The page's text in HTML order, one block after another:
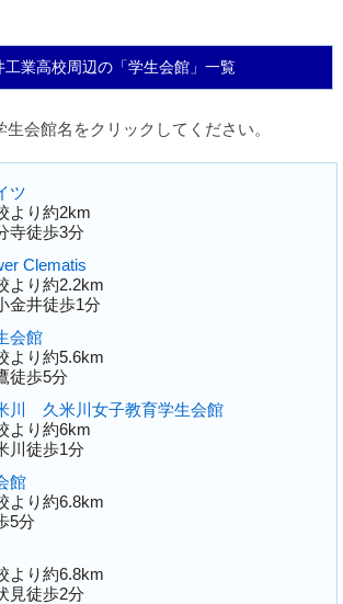
工業高校周辺の「学生会館」一覧
生会館名をクリックしてください。
ツ
より約2km
寺徒歩3分
Clematis
より約2.2km
金井徒歩1分
会館
より約5.6km
徒歩5分
川 久米川女子教育学生会館
より約6km
川徒歩1分
館
より約6.8km
5分
より約6.8km
見徒歩2分